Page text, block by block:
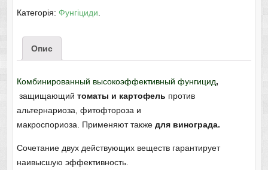
Категорія: Фунгіциди.
Опис
Комбинированный высокоэффективный фунгицид,
защищающий томаты и картофель против
альтернариоза, фитофтороза и
макроспориоза. Применяют также для винограда.
Сочетание двух действующих веществ гарантирует
наивысшую эффективность.